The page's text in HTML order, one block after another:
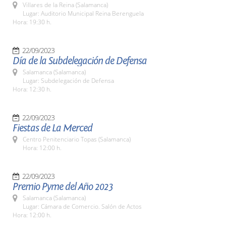
Villares de la Reina (Salamanca)
Lugar: Auditorio Municipal Reina Berenguela
Hora: 19:30 h.
22/09/2023
Día de la Subdelegación de Defensa
Salamanca (Salamanca)
Lugar: Subdelegación de Defensa
Hora: 12:30 h.
22/09/2023
Fiestas de La Merced
Centro Penitenciario Topas (Salamanca)
Hora: 12:00 h.
22/09/2023
Premio Pyme del Año 2023
Salamanca (Salamanca)
Lugar: Cámara de Comercio. Salón de Actos
Hora: 12:00 h.